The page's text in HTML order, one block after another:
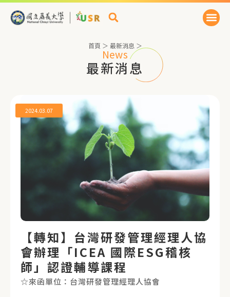
News
最新消息
首頁 ＞ 最新消息 ＞
2024.03.07
【轉知】台灣研發管理經理人協
會辦理「ICEA 國際ESG稽核
師」認證輔導課程
☆來函單位：台灣研發管理經理人協會